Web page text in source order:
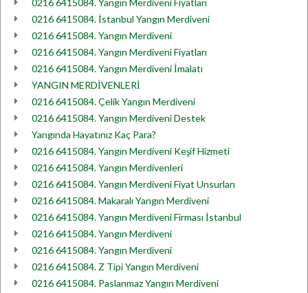
0216 6415084. Yangın Merdiveni Fiyatları
0216 6415084. İstanbul Yangın Merdiveni
0216 6415084. Yangın Merdiveni
0216 6415084. Yangın Merdiveni Fiyatları
0216 6415084. Yangın Merdiveni İmalatı
YANGIN MERDİVENLERİ
0216 6415084. Çelik Yangın Merdiveni
0216 6415084. Yangın Merdiveni Destek
Yangında Hayatınız Kaç Para?
0216 6415084. Yangın Merdiveni Keşif Hizmeti
0216 6415084. Yangın Merdivenleri
0216 6415084. Yangın Merdiveni Fiyat Unsurları
0216 6415084. Makaralı Yangın Merdiveni
0216 6415084. Yangın Merdiveni Firması İstanbul
0216 6415084. Yangın Merdiveni
0216 6415084. Yangın Merdiveni
0216 6415084. Z Tipi Yangın Merdiveni
0216 6415084. Paslanmaz Yangın Merdiveni